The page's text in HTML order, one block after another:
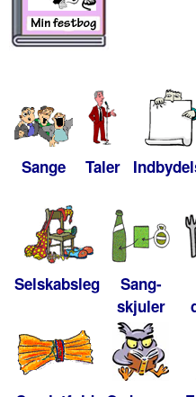
Sange Taler
Selskabsleg
Sang-
skjuler